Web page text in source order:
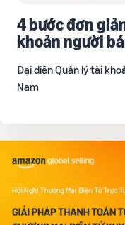
4 bước đơn
khoản người
Đại diện Quản lý tài
Nam